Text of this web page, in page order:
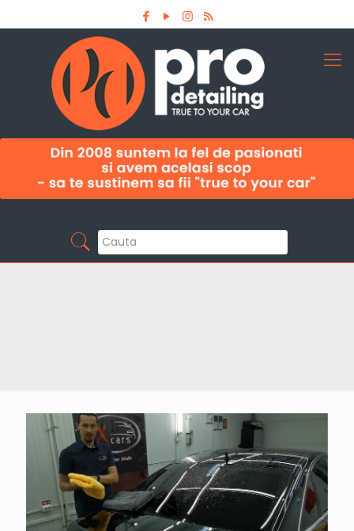
Aboneaza-te la newsletter
Pro Detailing
Sunt primul care afla noutatile din domeniu la